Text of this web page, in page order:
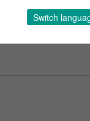
法など法令に基づく
Switch